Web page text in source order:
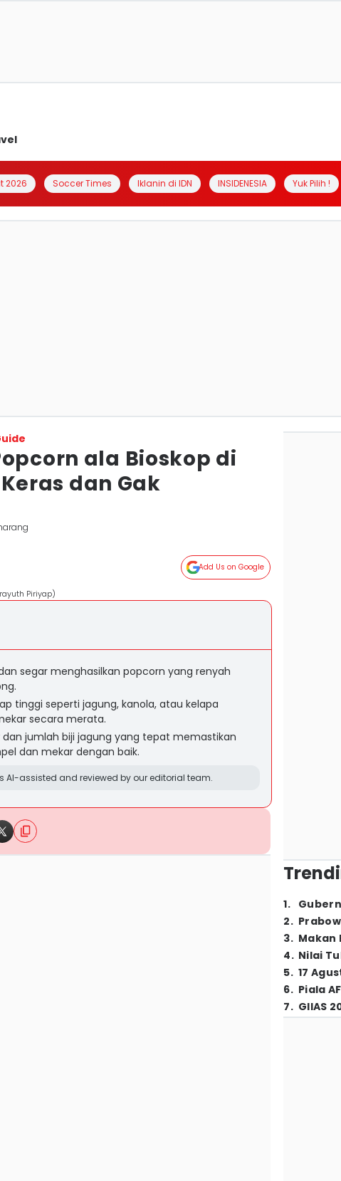
2026 Soccer Times Iklanin di IDN INSIDENESIA Yuk Pilih !
ala Bioskop di
dan Gak
Add Us on Google
Piriyap)
segar menghasilkan popcorn yang renyah
tinggi seperti jagung, kanola, atau kelapa
secara merata.
dan jumlah biji jagung yang tepat memastikan
dan mekar dengan baik.
AI-assisted and reviewed by our editorial team.
1.
2.
3. Makan
4. Nilai
5. 17
6. Piala
7. GIIAS